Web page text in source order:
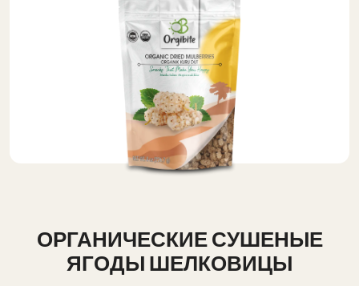
ОРГАНИЧЕСКИЕ СУШЕНЫЕ
ЯГОДЫ ШЕЛКОВИЦЫ